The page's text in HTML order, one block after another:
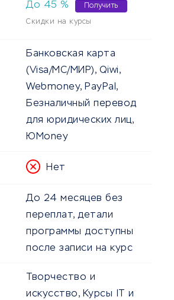
До 45 % Получить
Скидки на курсы
Банковская карта
(Visa/MC/МИР), Qiwi,
Webmoney, PayPal,
Безналичный перевод
для юридических лиц,
ЮMoney
Нет
До 24 месяцев без
переплат, детали
программы доступны
после записи на курс
Творчество и
искусство, Курсы IT и